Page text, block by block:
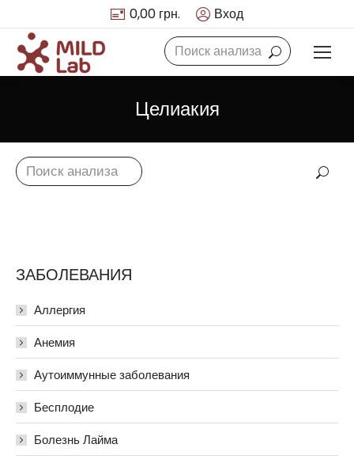
0,00 грн. Вход
Search:
Целиакия
Search:
ЗАБОЛЕВАНИЯ
Аллергия
Анемия
Аутоиммунные заболевания
Бесплодие
Болезнь Лайма